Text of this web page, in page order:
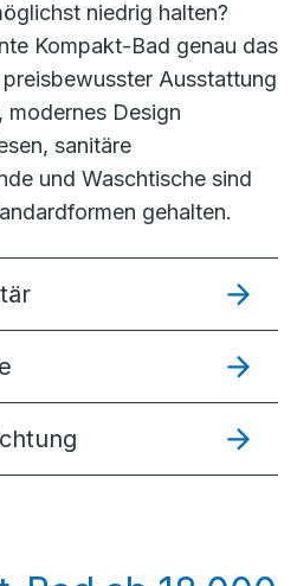
niedrig halten?
Kompakt-Bad genau das
Ausstattung
modernes Design
sanitäre
und Waschtische sind
gehalten.